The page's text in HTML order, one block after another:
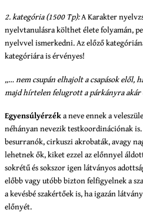
2. kategória (1500 Tp):A Karakter
nyelvtanulásra költhet élete folyamán,
nyelvvel ismerkedni.Az előző
kategóriára is érvényes!
„… nem csupán elhajolt a csapások elől,
majd hírtelen felugrott a párkányra akár
Egyensúlyérzéka neve ennek a
néhányan nevezik testkoordinációnak is.
besurranók, cirkuszi akrobaták, avagy
lehetnek ők, kiket ezzel az előnnyel
sokrétű és sokszor igen látványos
előbb vagy utóbb bizton felfigyelnek a
a kevésbé szakértőek is, ha igazán
előnyét.